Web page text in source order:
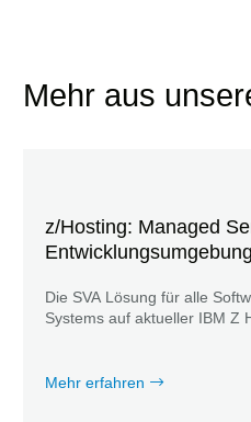
Mehr aus
z/Hosting: Managed
Die SVA Lösung für alle
Systems auf aktueller IBM Z
Mehr erfahren